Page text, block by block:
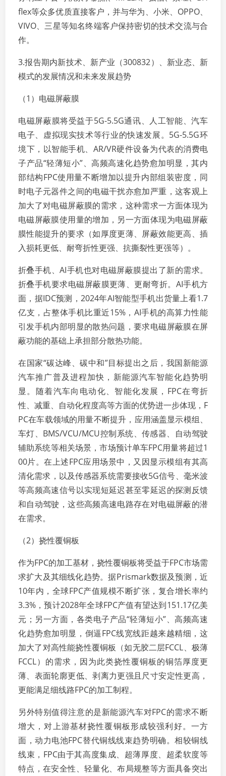
flex等众多优质直接客户，并与华为、小米、OPPO、
VIVO、三星等知名终端客户保持密切的技术交流与合
作。
3.报告期内新技术、新产业（300832）、新业态、新
模式的发展情况和未来发展趋势
（1）电磁屏蔽膜
电磁屏蔽膜将受益于5G-5.5G通讯、人工智能、汽车
电子、虚拟现实技术等行业的快速发展。5G-5.5G环
境下，以智能手机、AR/VR硬件设备为代表的消费电
子产品“轻薄短小”、高频高速化趋势愈加明显，其内
部结构FPC使用量不断增加以提升内部组装密度，同
时电子元器件之间的电磁干扰亦愈加严重，这客观上
加大了对电磁屏蔽膜的需求，这种需求一方面体现为
电磁屏蔽膜使用量的增加，另一方面体现为电磁屏蔽
膜性能提升的要求（如厚度更薄、屏蔽效能更高、插
入损耗更低、耐弯折性更强、抗撕裂性更强等）。
折叠手机、AI手机也对电磁屏蔽膜提出了新的需求。
折叠手机要求电磁屏蔽膜更薄、更耐弯折。AI手机方
面，据IDC预测，2024年AI智能型手机出货量上看1.7
亿支，占整体手机比重近15%，AI手机的高算力性能
引发手机内部明显的散热问题，要求电磁屏蔽膜在屏
蔽功能的基础上承担部分散热功能。
在国家“碳达峰、碳中和”目标提出之后，我国新能源
汽车推广普及进程加快，新能源汽车智能化趋势明
显。随着汽车向电动化、智能化发展，FPC在弯折
性、减重、自动化程度高等方面的优势进一步体现，F
PC在车载领域的用量不断提升，应用涵盖显示模组、
车灯、BMS/VCU/MCU控制系统、传感器、自动驾驶
辅助系统等相关场景，市场预计单车FPC用量将超过1
00片。在上述FPC应用场景中，又因显示模组有其高
清化需求，以及传感器系统需要接收5G信号、毫米波
等高频高速信号以实现短延迟甚至零延迟的探测反馈
和自动驾驶，这些高频高速电路存在对电磁屏蔽的潜
在需求。
（2）挠性覆铜板
作为FPC的加工基材，挠性覆铜板将受益于FPC市场需
求扩大及其细线化趋势。据Prismark数据及预测，近
10年内，全球FPC产值规模不断扩张，复合增长率约
3.3%，预计2028年全球FPC产值有望达到151.17亿美
元；另一方面，各类电子产品“轻薄短小”、高频高速
化趋势愈加明显，倒逼FPC线宽线距越来越精细，这
加大了对高性能挠性覆铜板（如无胶二层FCCL、极薄
FCCL）的需求，因为此类挠性覆铜板的铜箔厚度更
薄、表面轮廓更低、剥离力更强且尺寸安定性更高，
更能满足细线路FPC的加工制程。
另外特别值得注意的是新能源汽车对FPC的需求不断
增大，对上游基材挠性覆铜板形成较强利好。一方
面，动力电池FPC替代铜线线束趋势明确。相较铜线
线束，FPC由于其高度集成、超薄厚度、超柔软度等
特点，在安全性、轻量化、布局规整等方面具备突出